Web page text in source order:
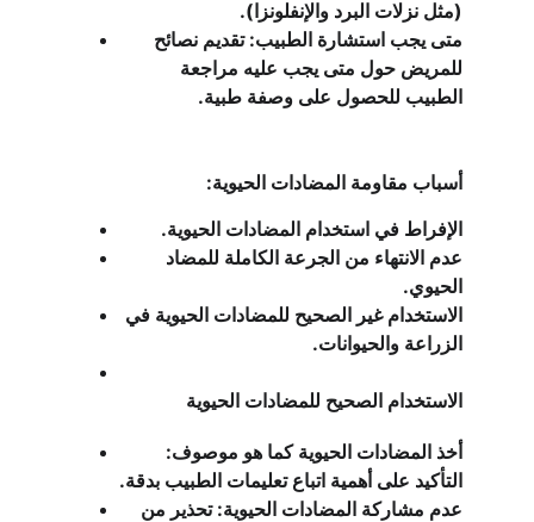
(مثل نزلات البرد والإنفلونزا).
متى يجب استشارة الطبيب: تقديم نصائح
للمريض حول متى يجب عليه مراجعة
الطبيب للحصول على وصفة طبية.
أسباب مقاومة المضادات الحيوية:
الإفراط في استخدام المضادات الحيوية.
عدم الانتهاء من الجرعة الكاملة للمضاد
الحيوي.
الاستخدام غير الصحيح للمضادات الحيوية في
الزراعة والحيوانات.
الاستخدام الصحيح للمضادات الحيوية
أخذ المضادات الحيوية كما هو موصوف:
التأكيد على أهمية اتباع تعليمات الطبيب بدقة.
عدم مشاركة المضادات الحيوية: تحذير من